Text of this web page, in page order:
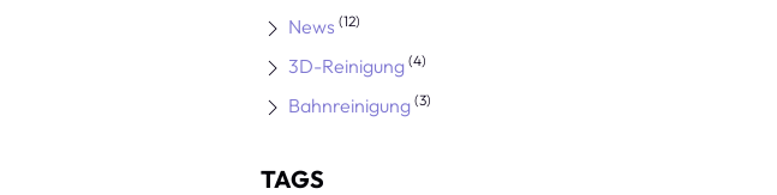
News (12)
3D-Reinigung (4)
Bahnreinigung (3)
TAGS